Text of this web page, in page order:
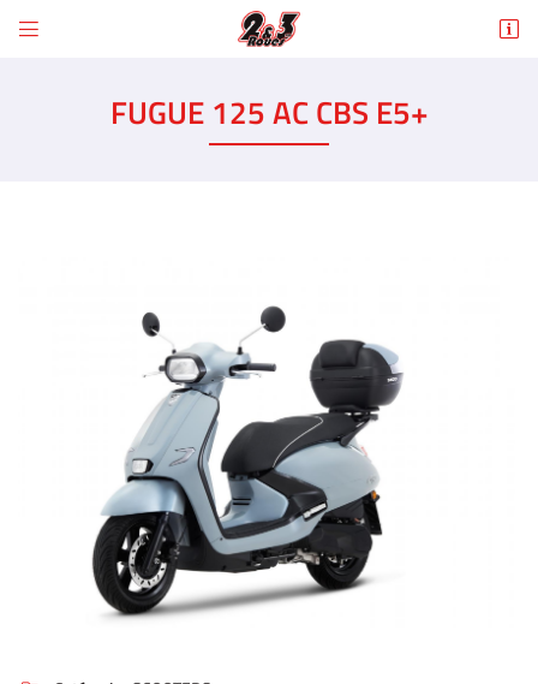
 
01 30 43 50 12
Adresse email de réception
En cochant cette case, vous consentez à recevoir nos propositions commerciales à
l'adresse email indiqué ci-dessus. Vous pouvez vous désinscrire à tout moment en
le formulaire de désinscription
INSCRIPTION
FUGUE 125 AC CBS E5+